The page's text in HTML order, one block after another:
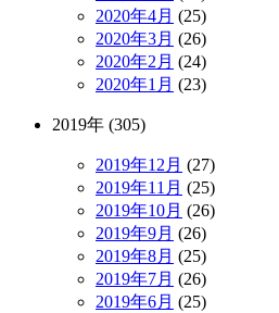
2020年4月 (25)
2020年3月 (26)
2020年2月 (24)
2020年1月 (23)
2019年 (305)
2019年12月 (27)
2019年11月 (25)
2019年10月 (26)
2019年9月 (26)
2019年8月 (25)
2019年7月 (26)
2019年6月 (25)